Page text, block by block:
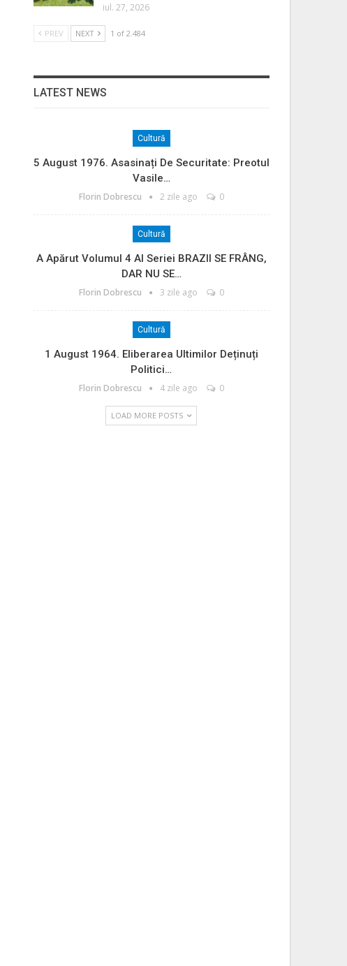
iul. 27, 2026
PREV NEXT 1 of 2.484
LATEST NEWS
Cultură
5 August 1976. Asasinați De Securitate: Preotul
Vasile…
Florin Dobrescu 2 zile ago 0
Cultură
A Apărut Volumul 4 Al Seriei BRAZII SE FRÂNG,
DAR NU SE…
Florin Dobrescu 3 zile ago 0
Cultură
1 August 1964. Eliberarea Ultimilor Deținuți
Politici…
Florin Dobrescu 4 zile ago 0
LOAD MORE POSTS